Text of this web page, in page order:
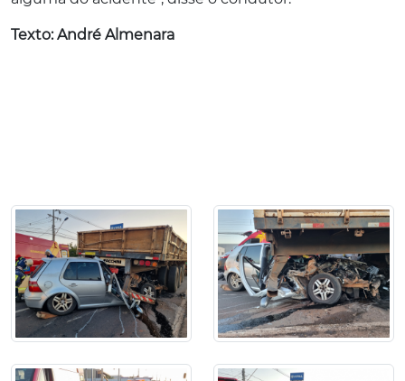
Texto: André Almenara